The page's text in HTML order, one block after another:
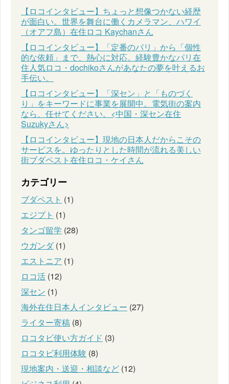
【ロコインタビュー】ちょっと想像つかない経歴
が面白い。世界を舞台に働くカメラマン、ハワイ
（オアフ島）在住ロコ Kaychanさん
【ロコインタビュー】「定番のパリ」から「個性
的な依頼」まで、熱心に対応。経験豊かなパリ在
住人気ロコ・dochikoさんがあなたの夢を叶えるお
手伝い。
【ロコインタビュー】「深セン」と「ものづく
り」をキーワードに事業を展開中。電気街の案内
なら、任せてください。<中国・深セン在住
Suzukyさん>
【ロコインタビュー】現地の日本人だからこその
サービスを。ゆったりとした時間が流れる美しい
街ブダペスト在住ロコ・ケイさん
カテゴリー
ブダペスト (1)
エジプト (1)
タンゴ留学 (28)
ウガンダ(1)
エストニア (1)
ロコ活 (12)
深セン (1)
海外在住日本人インタビュー (27)
ライター寄稿 (8)
ロコタビ使い方ガイド (3)
ロコタビ利用体験 (8)
現地案内・送迎・相談など (12)